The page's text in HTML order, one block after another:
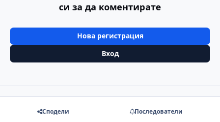
си за да коментирате
Нова регистрация
Вход
Сподели Последователи